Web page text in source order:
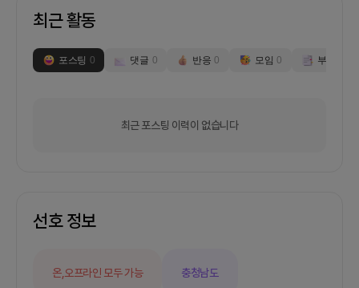
통신 등 하드웨어-소프트웨어 연동 구조를 직접 구
성하고 개선한 경험이 있으며, 자체적으로는 자율주
있습니다.이러한 현장 기반 제어 경험과 임베디드 개
기타현업자와 대학생이 교류하는 구조에 관심이 많
거나, 단순한 포트폴리오가 아니라 실무적 가치가 있
최근 활동
포스팅 0 댓글 0 반응 0 모임 0 부스
최근 포스팅 이력이 없습니다
선호 정보
온,오프라인 모두 가능 충청남도